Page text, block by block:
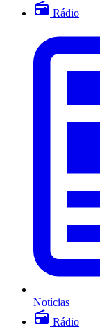
Rádio
Notícias
Rádio